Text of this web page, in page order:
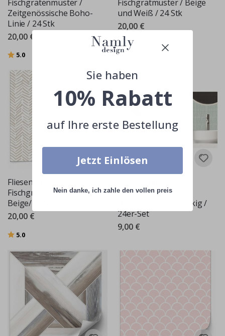
Fischgrätenmuster /
Zeitgenössische Boho-
Linie / 24 Stk
20,00 €
Bewertung:
5.0
Fischgrätmuster / Beige
und Weiß / 24 Stk
20,00 €
Fliesenaufkleber -
Fischgrätmuster /
Beige/ 24 Stk
20,00 €
Bewertung:
5.0
Fischgrätmuster /
Blassgrün / Rechteckig /
24er-Set
9,00 €
Sie haben
10% Rabatt
auf Ihre erste Bestellung
Jetzt Einlösen
Nein danke, ich zahle den vollen preis